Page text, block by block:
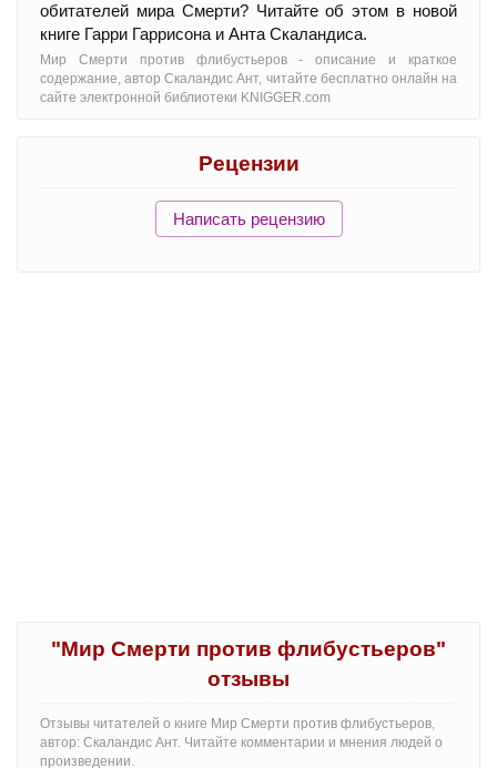
обитателей мира Смерти? Читайте об этом в новой
книге Гарри Гаррисона и Анта Скаландиса.
Мир Смерти против флибустьеров - oписание и краткое
содержание, автор Скаландис Ант, читайте бесплатно онлайн на
сайте электронной библиотеки KNIGGER.com
Рецензии
Написать рецензию
"Мир Смерти против флибустьеров"
отзывы
Отзывы читателей о книге Мир Смерти против флибустьеров,
автор: Скаландис Ант. Читайте комментарии и мнения людей о
произведении.